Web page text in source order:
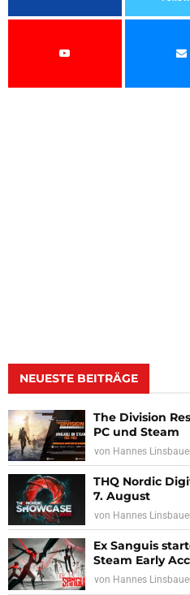
NEUESTE BEITRÄGE
The Division
PC und Steam
von Hannes
THQ Nordic
7. August
von Hannes
Ex Sanguis
Steam Early
von Hannes